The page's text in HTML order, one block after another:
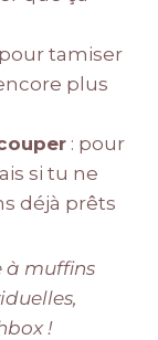
tamiser
plus
: pour
si tu ne
déjà prêts
à muffins
!